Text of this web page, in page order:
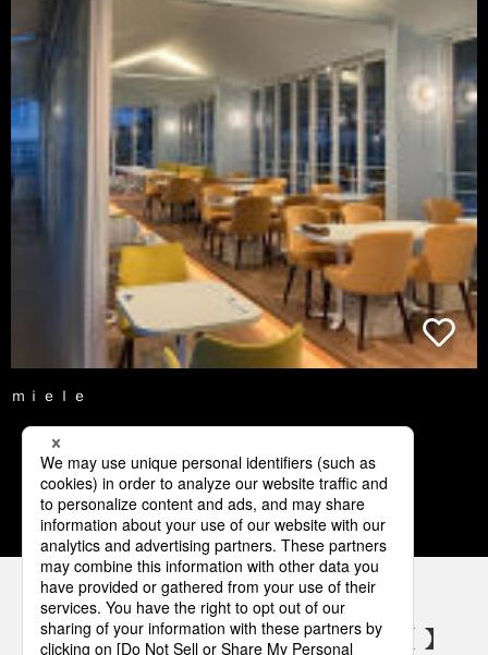
ｍｉｅｌｅ
1 2 3 4 5
パナソニックの電気設備 SNSアカウント